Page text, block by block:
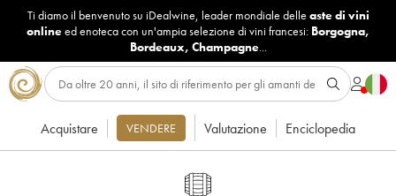
Ti diamo il benvenuto su iDealwine, leader mondiale delle aste di vini
onlineed enoteca con un'ampia selezione di vini francesi: Borgogna,
Bordeaux, Champagne...
Acquistare VENDERE Valutazione Enciclopedia